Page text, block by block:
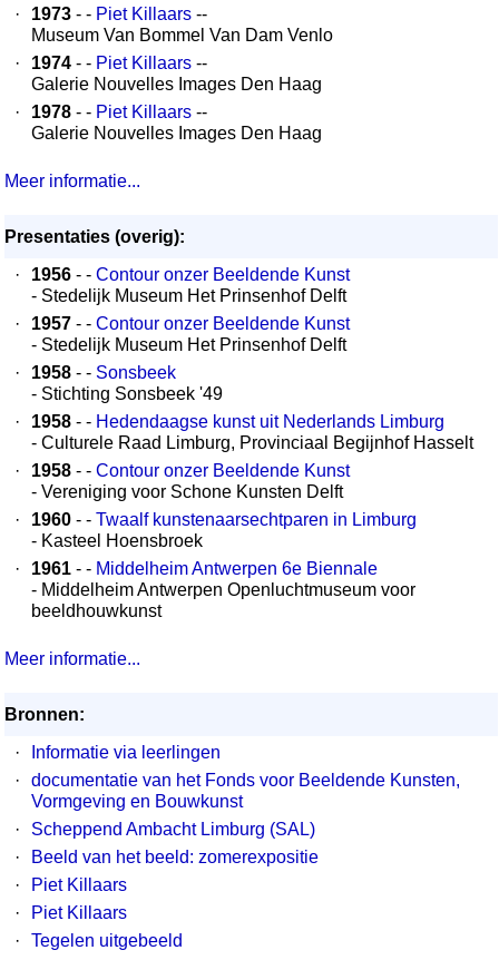
·
1973 - - Piet Killaars --
Museum Van Bommel Van Dam Venlo
·
1974 - - Piet Killaars --
Galerie Nouvelles Images Den Haag
·
1978 - - Piet Killaars --
Galerie Nouvelles Images Den Haag
Meer informatie...
Presentaties (overig):
·
1956 - - Contour onzer Beeldende Kunst
- Stedelijk Museum Het Prinsenhof Delft
·
1957 - - Contour onzer Beeldende Kunst
- Stedelijk Museum Het Prinsenhof Delft
·
1958 - - Sonsbeek
- Stichting Sonsbeek '49
·
1958 - - Hedendaagse kunst uit Nederlands Limburg
- Culturele Raad Limburg, Provinciaal Begijnhof Hasselt
·
1958 - - Contour onzer Beeldende Kunst
- Vereniging voor Schone Kunsten Delft
·
1960 - - Twaalf kunstenaarsechtparen in Limburg
- Kasteel Hoensbroek
·
1961 - - Middelheim Antwerpen 6e Biennale
- Middelheim Antwerpen Openluchtmuseum voor
beeldhouwkunst
Meer informatie...
Bronnen:
·
Informatie via leerlingen
·
documentatie van het Fonds voor Beeldende Kunsten,
Vormgeving en Bouwkunst
·
Scheppend Ambacht Limburg (SAL)
·
Beeld van het beeld: zomerexpositie
·
Piet Killaars
·
Piet Killaars
·
Tegelen uitgebeeld